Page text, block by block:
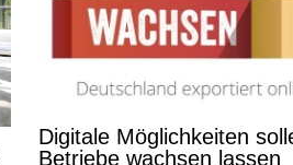
Digitale Möglichkeiten
Betriebe wachsen lassen